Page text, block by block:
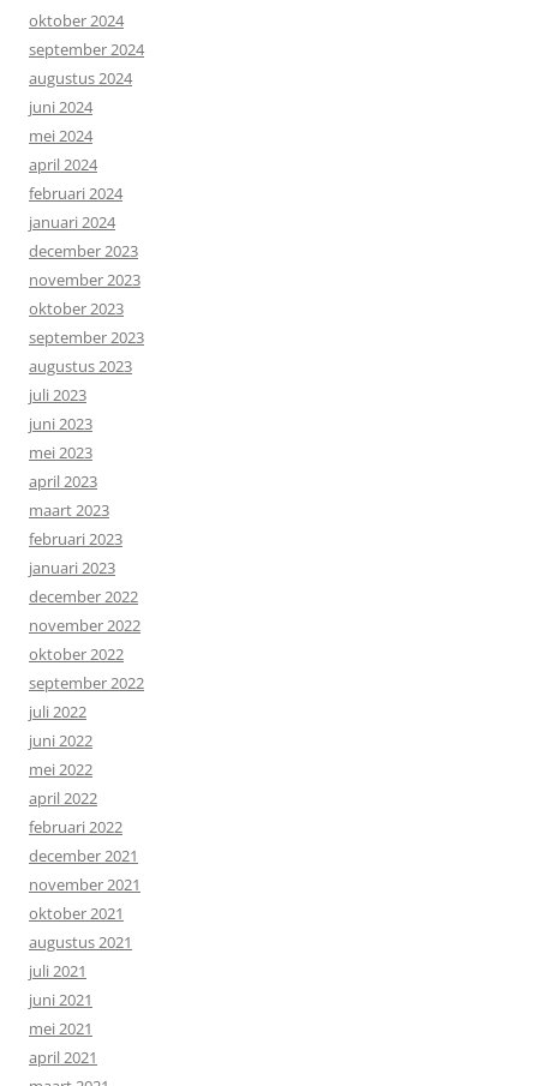
oktober 2024
september 2024
augustus 2024
juni 2024
mei 2024
april 2024
februari 2024
januari 2024
december 2023
november 2023
oktober 2023
september 2023
augustus 2023
juli 2023
juni 2023
mei 2023
april 2023
maart 2023
februari 2023
januari 2023
december 2022
november 2022
oktober 2022
september 2022
juli 2022
juni 2022
mei 2022
april 2022
februari 2022
december 2021
november 2021
oktober 2021
augustus 2021
juli 2021
juni 2021
mei 2021
april 2021